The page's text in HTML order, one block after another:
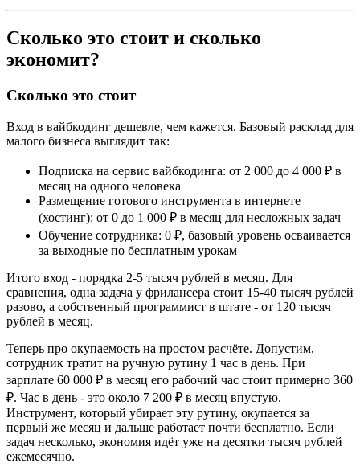
Сколько это стоит и сколько
экономит?
Сколько это стоит
Вход в вайбкодинг дешевле, чем кажется. Базовый расклад для
малого бизнеса выглядит так:
Подписка на сервис вайбкодинга: от 2 000 до 4 000 ₽ в
месяц на одного человека
Размещение готового инструмента в интернете
(хостинг): от 0 до 1 000 ₽ в месяц для несложных задач
Обучение сотрудника: 0 ₽, базовый уровень осваивается
за выходные по бесплатным урокам
Итого вход - порядка 2-5 тысяч рублей в месяц. Для
сравнения, одна задача у фрилансера стоит 15-40 тысяч рублей
разово, а собственный программист в штате - от 120 тысяч
рублей в месяц.
Теперь про окупаемость на простом расчёте. Допустим,
сотрудник тратит на ручную рутину 1 час в день. При
зарплате 60 000 ₽ в месяц его рабочий час стоит примерно 360
₽. Час в день - это около 7 200 ₽ в месяц впустую.
Инструмент, который убирает эту рутину, окупается за
первый же месяц и дальше работает почти бесплатно. Если
задач несколько, экономия идёт уже на десятки тысяч рублей
ежемесячно.